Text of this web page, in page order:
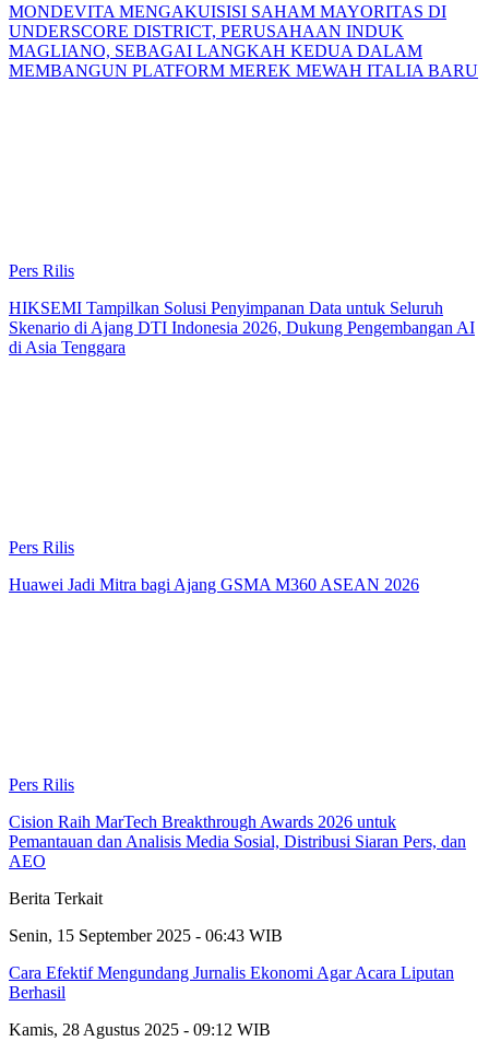
MONDEVITA MENGAKUISISI SAHAM MAYORITAS DI
UNDERSCORE DISTRICT, PERUSAHAAN INDUK
MAGLIANO, SEBAGAI LANGKAH KEDUA DALAM
MEMBANGUN PLATFORM MEREK MEWAH ITALIA BARU
Pers Rilis
HIKSEMI Tampilkan Solusi Penyimpanan Data untuk Seluruh
Skenario di Ajang DTI Indonesia 2026, Dukung Pengembangan AI
di Asia Tenggara
Pers Rilis
Huawei Jadi Mitra bagi Ajang GSMA M360 ASEAN 2026
Pers Rilis
Cision Raih MarTech Breakthrough Awards 2026 untuk
Pemantauan dan Analisis Media Sosial, Distribusi Siaran Pers, dan
AEO
Berita Terkait
Senin, 15 September 2025 - 06:43 WIB
Cara Efektif Mengundang Jurnalis Ekonomi Agar Acara Liputan
Berhasil
Kamis, 28 Agustus 2025 - 09:12 WIB